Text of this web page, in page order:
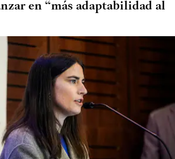
en “más adaptabilidad al